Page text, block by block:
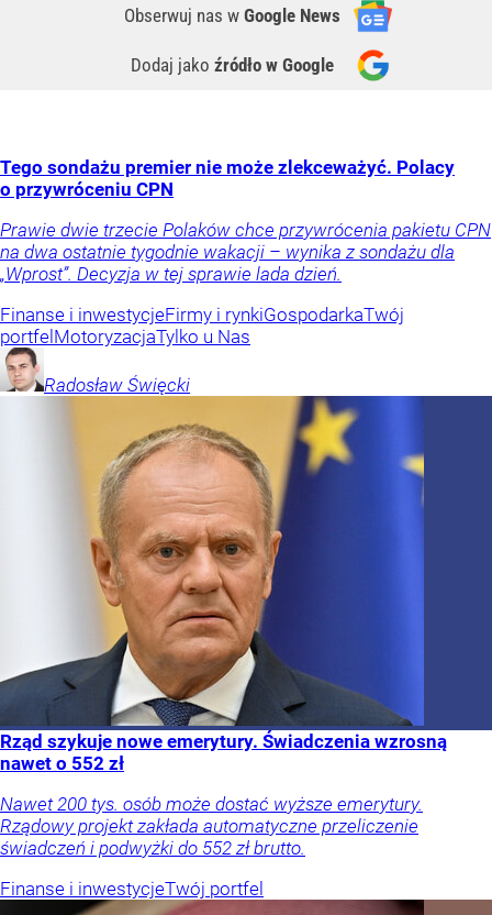
Obserwuj nas w Google News
Dodaj jako źródło w Google
Tego sondażu premier nie może zlekceważyć. Polacy
o przywróceniu CPN
Prawie dwie trzecie Polaków chce przywrócenia pakietu CPN
na dwa ostatnie tygodnie wakacji – wynika z sondażu dla
„Wprost”. Decyzja w tej sprawie lada dzień.
Finanse i inwestycjeFirmy i rynkiGospodarkaTwój
portfelMotoryzacjaTylko u Nas
Radosław Święcki
Rząd szykuje nowe emerytury. Świadczenia wzrosną
nawet o 552 zł
Nawet 200 tys. osób może dostać wyższe emerytury.
Rządowy projekt zakłada automatyczne przeliczenie
świadczeń i podwyżki do 552 zł brutto.
Finanse i inwestycjeTwój portfel